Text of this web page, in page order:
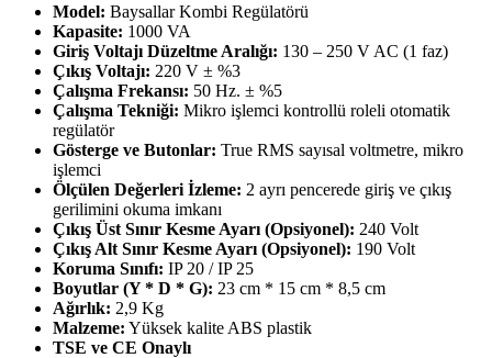
Model: Baysallar Kombi Regülatörü
Kapasite: 1000 VA
Giriş Voltajı Düzeltme Aralığı: 130 – 250 V AC (1 faz)
Çıkış Voltajı: 220 V ± %3
Çalışma Frekansı: 50 Hz. ± %5
Çalışma Tekniği: Mikro işlemci kontrollü roleli otomatik
regülatör
Gösterge ve Butonlar: True RMS sayısal voltmetre, mikro
işlemci
Ölçülen Değerleri İzleme: 2 ayrı pencerede giriş ve çıkış
gerilimini okuma imkanı
Çıkış Üst Sınır Kesme Ayarı (Opsiyonel): 240 Volt
Çıkış Alt Sınır Kesme Ayarı (Opsiyonel): 190 Volt
Koruma Sınıfı: IP 20 / IP 25
Boyutlar (Y * D * G): 23 cm * 15 cm * 8,5 cm
Ağırlık: 2,9 Kg
Malzeme: Yüksek kalite ABS plastik
TSE ve CE Onaylı